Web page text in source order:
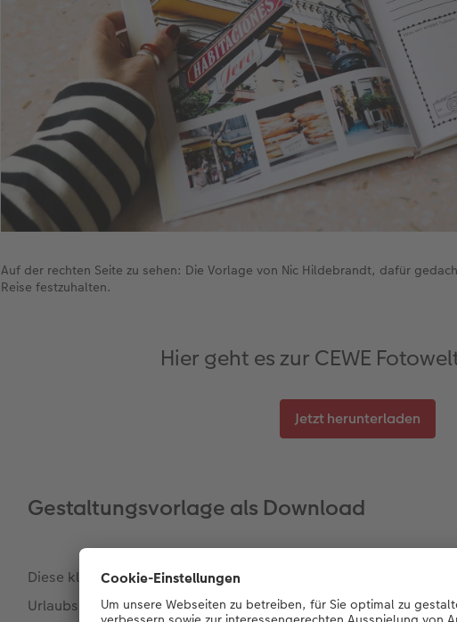
Auf der rechten Seite zu sehen: Die Vorlage von Nic Hildebrandt, dafür
Reise festzuhalten.
Hier geht es zur CEWE
Jetzt herunterladen
Gestaltungsvorlage als Download
Diese kleinen Momente füge ich dann später in der CEWE
Urlaubsbildern in einCEWE FOTOBUCHzusammen. Dafür habe